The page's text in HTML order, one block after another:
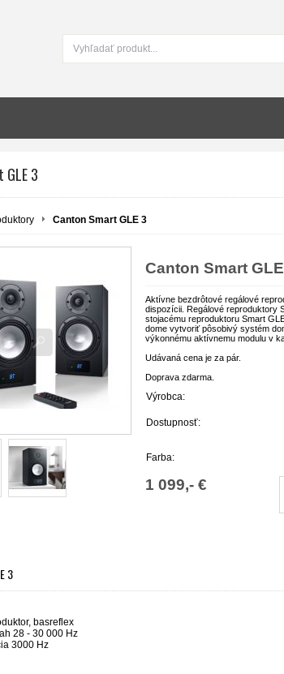
3
Canton Smart GLE 3
Canton Smart
Aktívne bezdrôtové regálové
dispozícii. Regálové reproduktory
stojacému reproduktoru Smart
dome vytvoriť pôsobivý systém
výkonnému aktívnemu modulu v
Udávaná cena je za pár.
Doprava zdarma.
Výrobca:
Dostupnosť:
Farba:
1 099,- €
3
basreflex
28 - 30 000 Hz
3000 Hz